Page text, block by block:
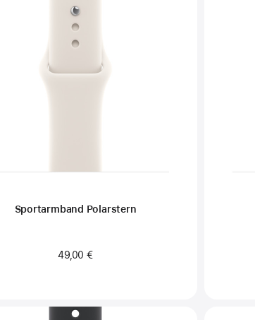
Sportarmband Polarstern
49,00 €